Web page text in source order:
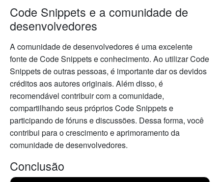
Code Snippets e a comunidade de
desenvolvedores
A comunidade de desenvolvedores é uma excelente
fonte de Code Snippets e conhecimento. Ao utilizar Code
Snippets de outras pessoas, é importante dar os devidos
créditos aos autores originais. Além disso, é
recomendável contribuir com a comunidade,
compartilhando seus próprios Code Snippets e
participando de fóruns e discussões. Dessa forma, você
contribui para o crescimento e aprimoramento da
comunidade de desenvolvedores.
Conclusão